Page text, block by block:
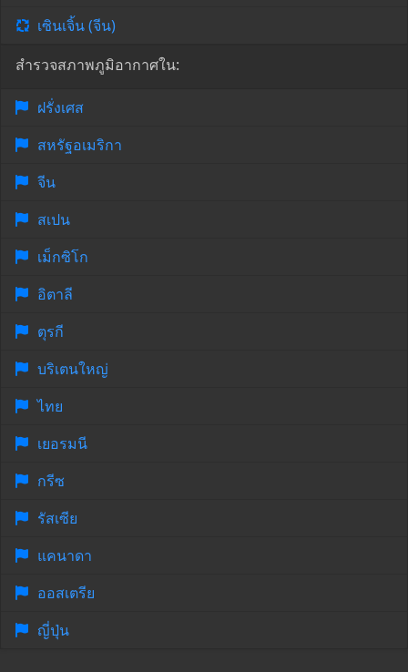
เซินเจิ้น (จีน)
สำรวจสภาพภูมิอากาศใน:
ฝรั่งเศส
สหรัฐอเมริกา
จีน
สเปน
เม็กซิโก
อิตาลี
ตุรกี
บริเตนใหญ่
ไทย
เยอรมนี
กรีซ
รัสเซีย
แคนาดา
ออสเตรีย
ญี่ปุ่น